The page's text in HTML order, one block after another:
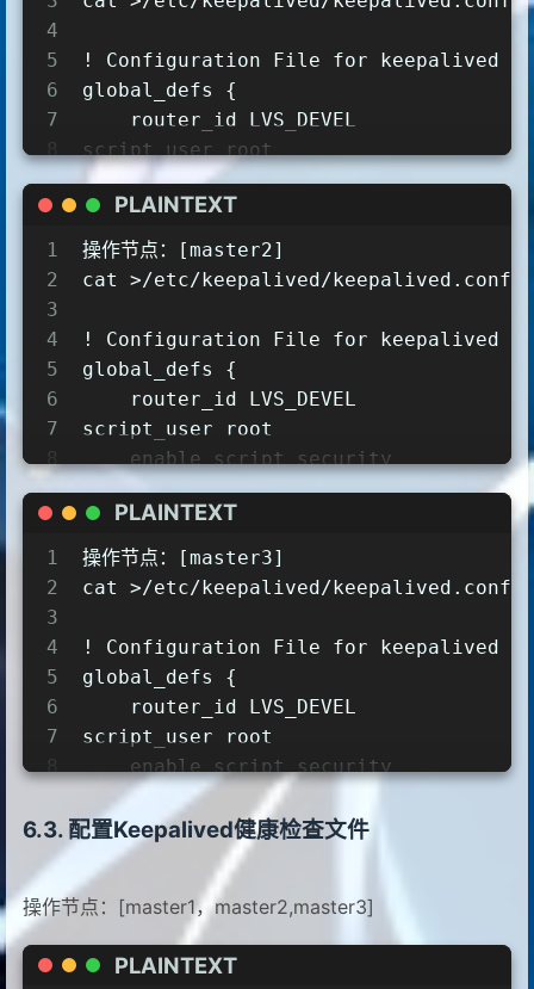
22
23
24
25
26
27
28
30
31
32
33
34
35
36
37
38
39
40
41
42
43
option
httplog
monitor-uri
frontend
k8s-master
bind 0.0.0.0:16443
bind 127.0.0
option
tcplog
tcp-request
inspect-delay
5s
backend k8s-master
mode
tcp
option
tcplog
option tcp-check
balance roundrobin
default-server
server
master1
server
master2 192.168.48.102:6443
EOF
4
5
6
7
8
9
10
11
12
13
14
15
16
17
18
19
20
22
23
24
25
26
27
28
29
31
32
33
34
35
! Configuration File for keepalived
global_defs {
    router_id LVS_DEVEL
script_user root
    enable_script_security
}
vrrp_script chk_apiserver {
script "/etc/keepalived/
    weight -5
    fall 2
vrrp_instance VI_1 {
    state MASTER
    interface ens33
    virtual_router_id 51
    priority 101
    authentication {
        auth_type PASS
        auth_pass K8SHA_KA_AUTH
    }
    virtual_ipaddress {
        192.168.48.200
    }
    track_script {
       chk_apiserver
}
PLAINTEXT
1
2
3
4
5
6
7
8
9
10
11
12
13
14
15
16
17
18
19
20
21
22
23
25
操作节点：[master2]
cat >/etc/keepalived/keepalived.conf
! Configuration File for keepalived
global_defs {
    router_id LVS_DEVEL
script_user root
    enable_script_security
}
vrrp_script chk_apiserver {
script "/etc/keepalived/
    interval 5
    fall 2
rise 1
vrrp_instance VI_1 {
    state BACKUP
    interface ens33
    mcast_src_ip 192.168.48.102
    virtual_router_id 51
    priority 100
    advert_int 2
    authentication {
        auth_type PASS
PLAINTEXT
1
2
3
4
5
6
7
8
10
11
12
13
14
15
操作节点：[master3]
cat >/etc/keepalived/keepalived.conf
! Configuration File for keepalived
global_defs {
    router_id LVS_DEVEL
script_user root
    enable_script_security
vrrp_script chk_apiserver {
script "/etc/keepalived/
    interval 5
    weight -5
    fall 2
rise 1
配置Keepalived健康检查文件
操作节点：[master1，master2,master3]
PLAINTEXT